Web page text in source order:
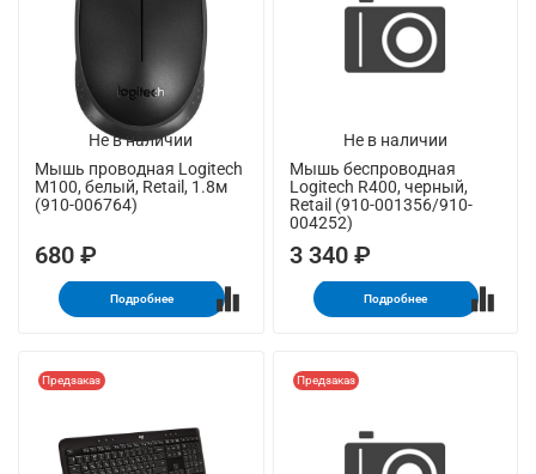
Не в наличии
Мышь проводная Logitech
M100, белый, Retail, 1.8м
(910-006764)
680 ₽
Подробнее
Не в наличии
Мышь беспроводная
Logitech R400, черный,
Retail (910-001356/910-
004252)
3 340 ₽
Подробнее
Предзаказ Предзаказ